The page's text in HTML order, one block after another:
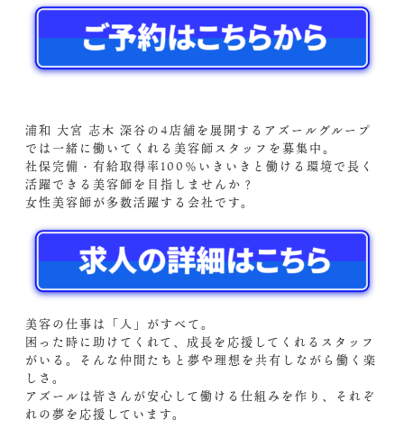
浦和 大宮 志木 深谷の4店舗を展開するアズールグループ
では一緒に働いてくれる美容師スタッフを募集中。
社保完備・有給取得率100％いきいきと働ける環境で長く
活躍できる美容師を目指しませんか？
女性美容師が多数活躍する会社です。
美容の仕事は「人」がすべて。
困った時に助けてくれて、成長を応援してくれるスタッフ
がいる。そんな仲間たちと夢や理想を共有しながら働く楽
しさ。
アズールは皆さんが安心して働ける仕組みを作り、それぞ
れの夢を応援しています。